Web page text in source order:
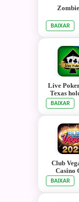
BAIXAR
Live
Texas
BAIXAR
Club
Casino
BAIXAR